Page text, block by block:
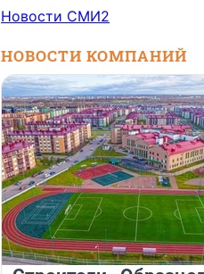
Новости СМИ2
НОВОСТИ КОМПАНИЙ